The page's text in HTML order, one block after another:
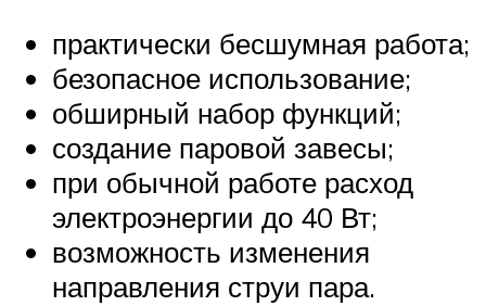
практически бесшумная работа;
безопасное использование;
обширный набор функций;
создание паровой завесы;
при обычной работе расход
электроэнергии до 40 Вт;
возможность изменения
направления струи пара.